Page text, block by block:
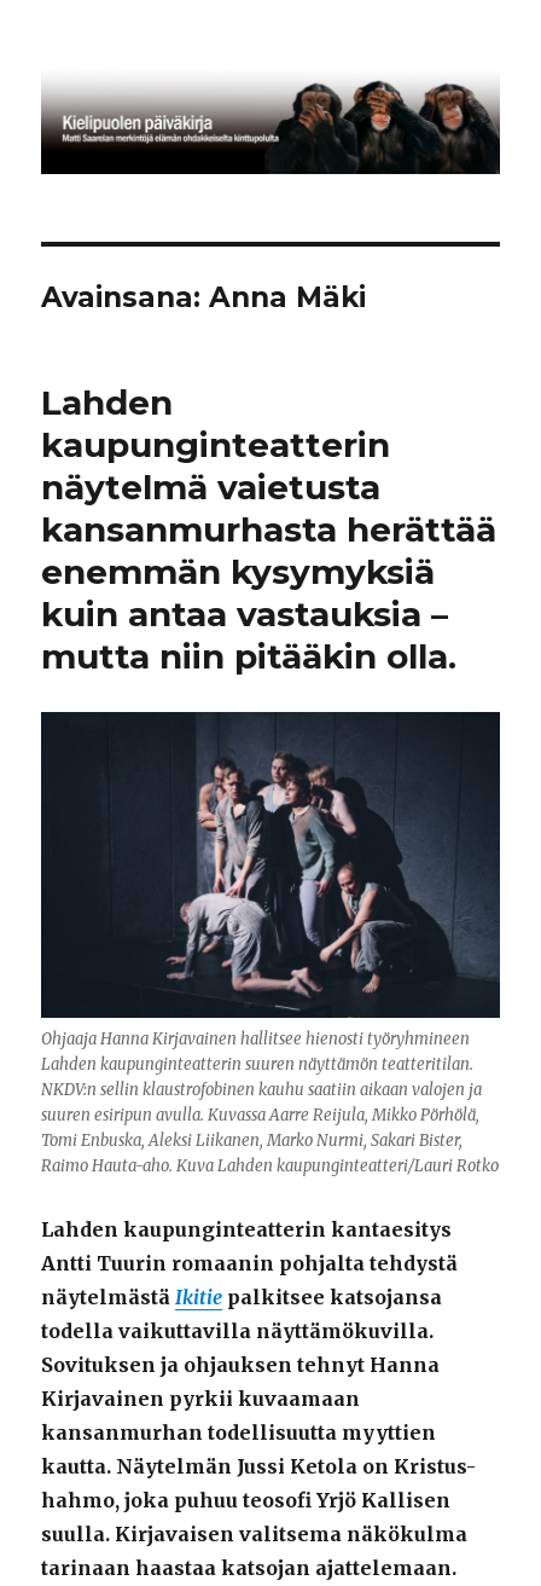
Avainsana:Anna Mäki
Lahden
kaupunginteatterin
näytelmä vaietusta
kansanmurhasta herättää
enemmän kysymyksiä
kuin antaa vastauksia –
mutta niin pitääkin olla.
Ohjaaja Hanna Kirjavainen hallitsee hienosti työryhmineen
Lahden kaupunginteatterin suuren näyttämön teatteritilan.
NKDV:n sellin klaustrofobinen kauhu saatiin aikaan valojen ja
suuren esiripun avulla. Kuvassa Aarre Reijula, Mikko Pörhölä,
Tomi Enbuska, Aleksi Liikanen, Marko Nurmi, Sakari Bister,
Raimo Hauta-aho. Kuva Lahden kaupunginteatteri/Lauri Rotko
Lahden kaupunginteatterin kantaesitys
Antti Tuurin romaanin pohjalta tehdystä
näytelmästäIkitie palkitsee katsojansa
todella vaikuttavilla näyttämökuvilla.
Sovituksen ja ohjauksen tehnyt Hanna
Kirjavainen pyrkii kuvaamaan
kansanmurhan todellisuutta myyttien
kautta. Näytelmän Jussi Ketola on Kristus-
hahmo, joka puhuu teosofi Yrjö Kallisen
suulla. Kirjavaisen valitsema näkökulma
tarinaan haastaa katsojan ajattelemaan.